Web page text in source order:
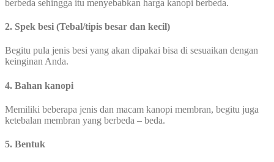
berbeda sehingga itu menyebabkan harga kanopi berbeda.
2. Spek besi (Tebal/tipis besar dan kecil)
Begitu pula jenis besi yang akan dipakai bisa di sesuaikan dengan
keinginan Anda.
4. Bahan kanopi
Memiliki beberapa jenis dan macam kanopi membran, begitu juga
ketebalan membran yang berbeda – beda.
5. Bentuk